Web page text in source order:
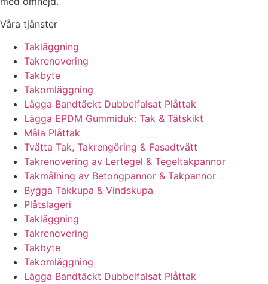
Våra tjänster
Takläggning
Takrenovering
Takbyte
Takomläggning
Lägga Bandtäckt Dubbelfalsat Plåttak
Lägga EPDM Gummiduk: Tak & Tätskikt
Måla Plåttak
Tvätta Tak, Takrengöring & Fasadtvätt
Takrenovering av Lertegel & Tegeltakpannor
Takmålning av Betongpannor & Takpannor
Bygga Takkupa & Vindskupa
Plåtslageri
Takläggning
Takrenovering
Takbyte
Takomläggning
Lägga Bandtäckt Dubbelfalsat Plåttak